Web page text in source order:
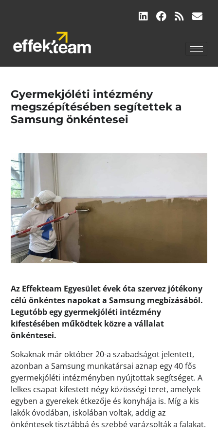
Gyermekjóléti intézmény
megszépítésében segítettek a
Samsung önkéntesei
Az Effekteam Egyesület évek óta szervez jótékony
célú önkéntes napokat a Samsung megbízásából.
Legutóbb egy gyermekjóléti intézmény
kifestésében működtek közre a vállalat
önkéntesei.
Sokaknak már október 20-a szabadságot jelentett,
azonban a Samsung munkatársai aznap egy 40 fős
gyermekjóléti intézményben nyújtottak segítséget. A
lelkes csapat kifestett négy közösségi teret, amelyek
egyben a gyerekek étkezője és konyhája is. Míg a kis
lakók óvodában, iskolában voltak, addig az
önkéntesek tisztábbá és szebbé varázsolták a falakat.